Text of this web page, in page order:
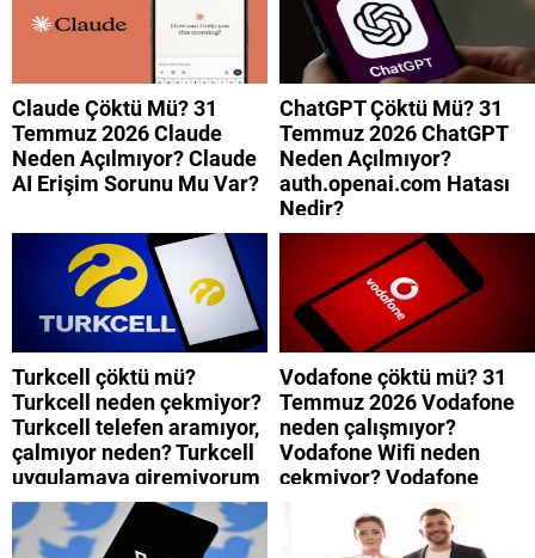
Claude Çöktü Mü? 31
Temmuz 2026 Claude
Neden Açılmıyor? Claude
AI Erişim Sorunu Mu Var?
ChatGPT Çöktü Mü? 31
Temmuz 2026 ChatGPT
Neden Açılmıyor?
auth.openai.com Hatası
Nedir?
Turkcell çöktü mü?
Turkcell neden çekmiyor?
Turkcell telefen aramıyor,
çalmıyor neden? Turkcell
uygulamaya giremiyorum
neden? Turkcell internet
neden yavaş?
Vodafone çöktü mü? 31
Temmuz 2026 Vodafone
neden çalışmıyor?
Vodafone Wifi neden
çekmiyor? Vodafone
mobil uygulamaya neden
giremiyorum?